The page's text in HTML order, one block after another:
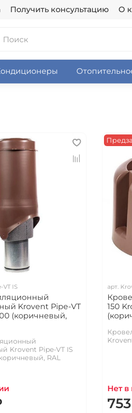
Получить консультацию О
VT IS
Krovent Pipe-VT
(коричневый,
Krovent Pipe-VT IS
RAL
арт.
150
Нет в